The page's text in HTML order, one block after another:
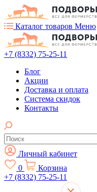
Каталог товаров Меню
+7 (8332) 75-25-11
Блог
Акции
Доставка и оплата
Система скидок
Контакты
Личный кабинет
0
Корзина
+7 (8332) 75-25-11